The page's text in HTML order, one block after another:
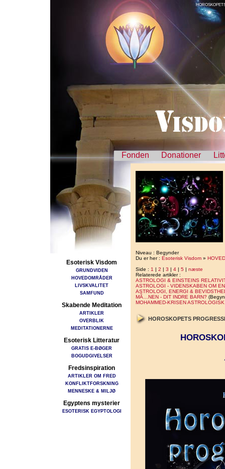
Fonden Donationer
Esoterisk Visdom
GRUNDVIDEN
HOVEDOMRÅDER
LIVSKVALITET
SAMFUND
Skabende Meditation
ARTIKLER
OVERBLIK
MEDITATIONERNE
Esoterisk Litteratur
GRATIS E-BØGER
BOGUDGIVELSER
Fredsinspiration
ARTIKLER OM FRED
KONFLIKTFORSKNING
MENNESKE & MILJØ
Egyptens mysterier
ESOTERISK EGYPTOLOGI
Niveau : Begynder
Du er her : Esoterisk Visdom »
Side : 1 | 2 | 3 | 4 | 5 | næste
Relaterede artikler :
ASTROLOGI & EINSTEINS
ASTROLOGI - VIDENSKABEN OM
ASTROLOGI, ENERGI &
MÃ…NEN - DIT INDRE BARN?
MOHAMMED-KRISEN
HOROSKOPETS